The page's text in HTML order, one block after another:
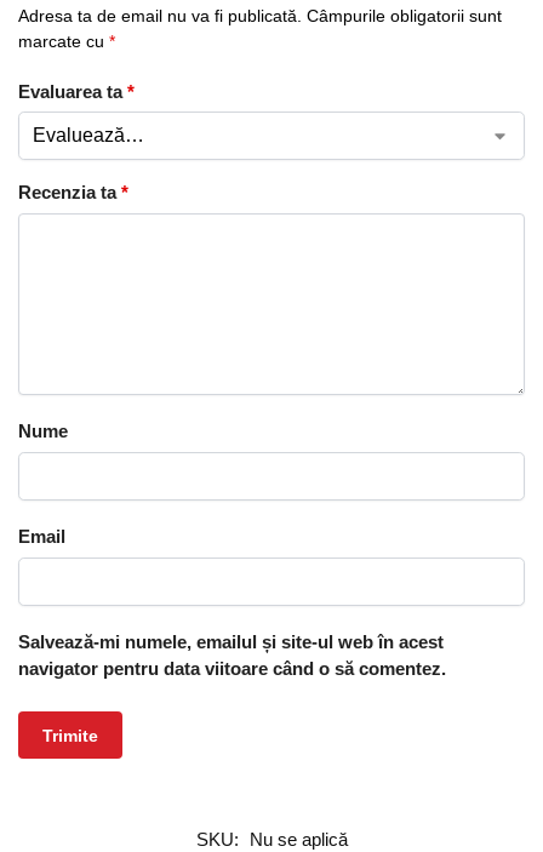
Adresa ta de email nu va fi publicată. Câmpurile obligatorii sunt
marcate cu *
Evaluarea ta*
Recenzia ta*
Nume
Email
Salvează-mi numele, emailul și site-ul web în acest
navigator pentru data viitoare când o să comentez.
SKU:
Nu se aplică